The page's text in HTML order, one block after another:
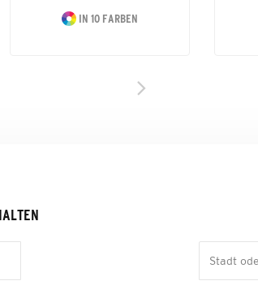
IN 10 FARBEN